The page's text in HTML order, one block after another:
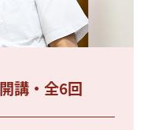
講・全6回